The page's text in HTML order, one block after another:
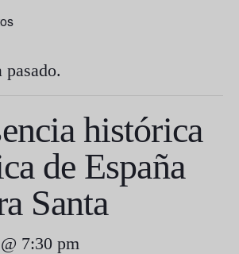
pasado.
histórica
de España
Santa
7:30 pm